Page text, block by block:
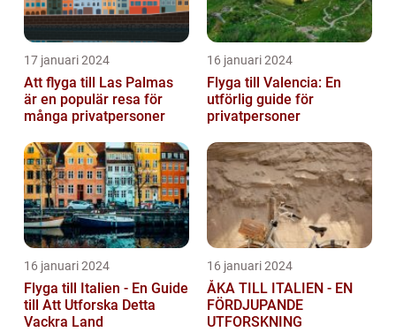
17 januari 2024
Att flyga till Las Palmas
är en populär resa för
många privatpersoner
16 januari 2024
Flyga till Valencia: En
utförlig guide för
privatpersoner
16 januari 2024
Flyga till Italien - En Guide
till Att Utforska Detta
Vackra Land
16 januari 2024
ÅKA TILL ITALIEN - EN
FÖRDJUPANDE
UTFORSKNING